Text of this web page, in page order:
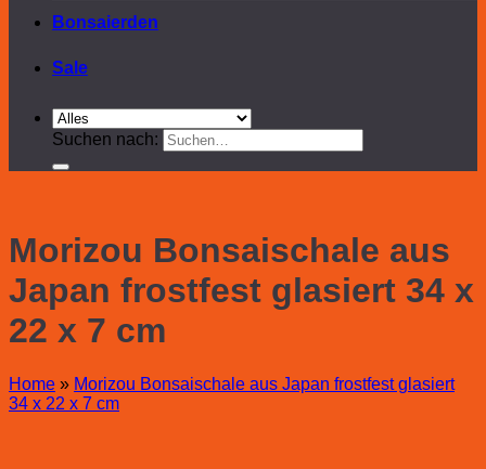
Bonsaierden
Sale
Suchen nach:
Morizou Bonsaischale aus
Japan frostfest glasiert 34 x
22 x 7 cm
Home » Morizou Bonsaischale aus Japan frostfest glasiert
34 x 22 x 7 cm